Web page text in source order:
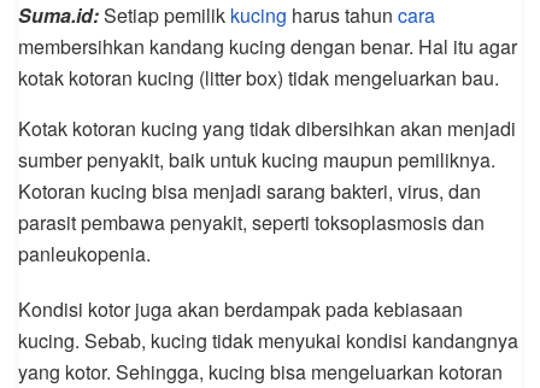
Suma.id:Setiap pemilik kucing harus tahun cara
membersihkan kandang kucing dengan benar. Hal itu agar
kotak kotoran kucing (litter box) tidak mengeluarkan bau.
Kotak kotoran kucing yang tidak dibersihkan akan menjadi
sumber penyakit, baik untuk kucing maupun pemiliknya.
Kotoran kucing bisa menjadi sarang bakteri, virus, dan
parasit pembawa penyakit, seperti toksoplasmosis dan
panleukopenia.
Kondisi kotor juga akan berdampak pada kebiasaan
kucing. Sebab, kucing tidak menyukai kondisi kandangnya
yang kotor. Sehingga, kucing bisa mengeluarkan kotoran